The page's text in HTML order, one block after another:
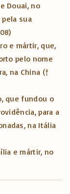
Douai, no
sua
e mártir, que,
pelo nome
na China (†
que fundou o
para a
na Itália
e mártir, no